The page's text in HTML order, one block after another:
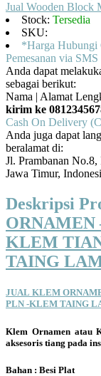
Jual Wooden Block
Stock: Tersedia
SKU:
*Harga Hubungi
Pemesanan via SMS
Anda dapat
sebagai berikut:
Nama | Alamat
kirim ke
Cash On Delivery
Anda juga dapat
beralamat di:
Jl. Prambanan
Jawa Timur,
Deskripsi
ORNAMEN
KLEM
TAING
JUAL KLEM
PLN -KLEM TAING
Klem Ornamen atau
aksesoris tiang pada
Bahan : Besi Plat